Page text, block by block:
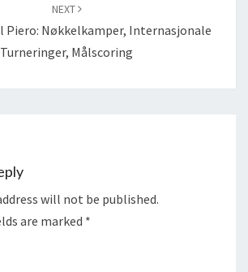
NEXT
Piero: Nøkkelkamper, Internasjonale
Turneringer, Målscoring
will not be published.
are marked *